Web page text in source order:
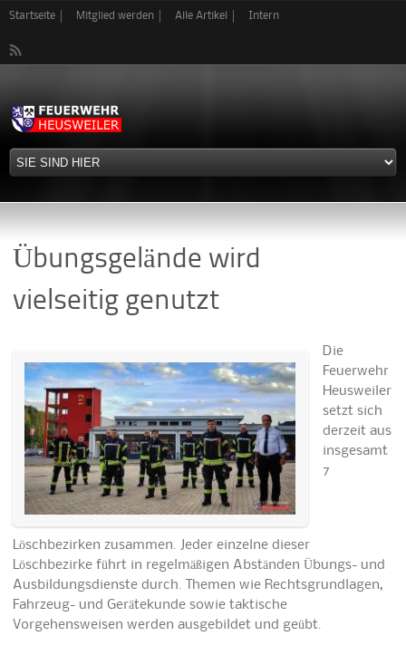
Direkt
Startseite Mitglied werden Alle Artikel Intern
Übungsgelände wird
vielseitig genutzt
Die
Feuerwehr
Heusweiler
setzt sich
derzeit aus
insgesamt
7
Löschbezirken zusammen. Jeder einzelne dieser
Löschbezirke führt in regelmäßigen Abständen Übungs- und
Ausbildungsdienste durch. Themen wie Rechtsgrundlagen,
Fahrzeug- und Gerätekunde sowie taktische
Vorgehensweisen werden ausgebildet und geübt.